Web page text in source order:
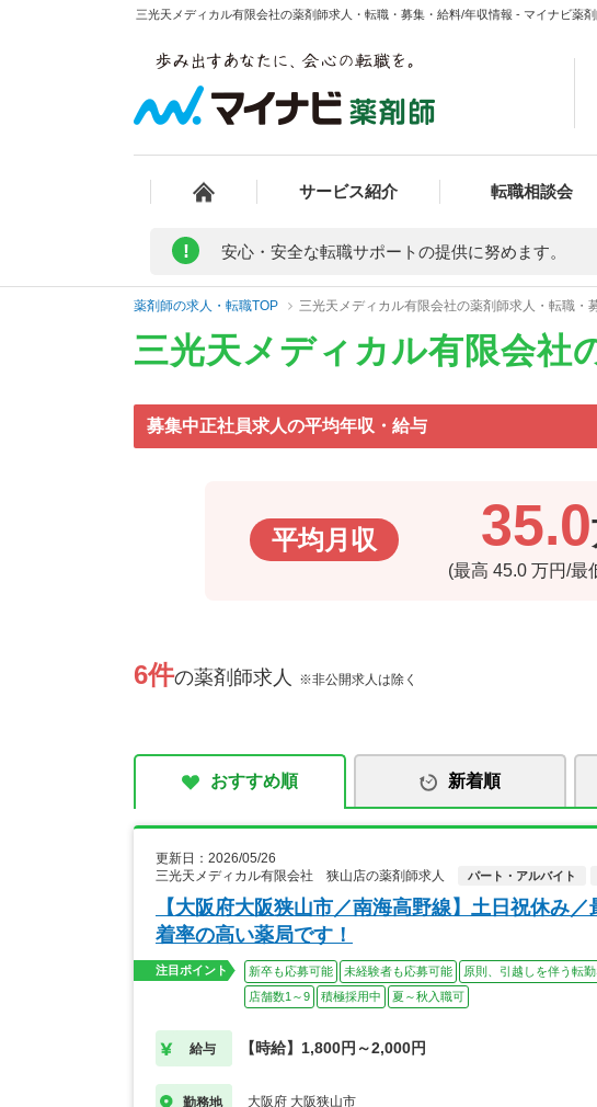
三光天メディカル有限会社の薬剤師求人・転職・募集・給料/年収情報 - マイナビ薬
サービス紹介 転職相談会
! 安心・安全な転職サポートの提供に努めます。
薬剤師の求人・転職TOP 三光天メディカル有限会社の薬剤師求人・転職・
三光天メディカル有限会社
募集中正社員求人の平均年収・給与
平均月収 35.0
(最高 45.0 万円/最
6件の薬剤師求人 ※非公開求人は除く
おすすめ順 新着順
更新日：2026/05/26
三光天メディカル有限会社 狭山店の薬剤師求人
パート・アルバイト
【大阪府大阪狭山市／南海高野線】土日祝休み
着率の高い薬局です！
注目ポイント 新卒も応募可能 未経験者も応募可能 原則、引越しを伴う転勤
店舗数1～9
積極採用中 夏～秋入職可
給与 【時給】1,800円～2,000円
勤務地 大阪府 大阪狭山市